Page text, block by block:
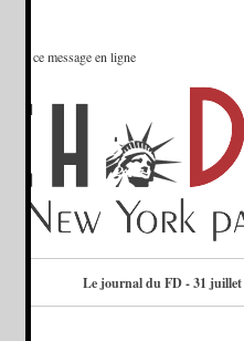
Voir ce message en ligne
Le journal du FD - 31 juillet